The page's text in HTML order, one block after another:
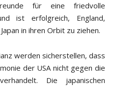
für eine friedvolle
ist erfolgreich, England,
in ihren Orbit zu ziehen.
werden sicherstellen, dass
der USA nicht gegen die
Die japanischen